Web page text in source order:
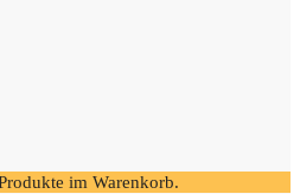
im Warenkorb.